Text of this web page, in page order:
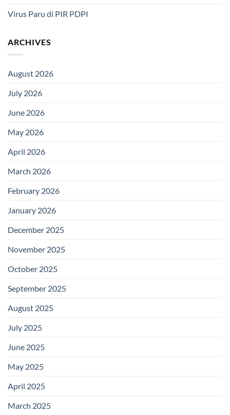
Virus Paru di PIR PDPI
ARCHIVES
August 2026
July 2026
June 2026
May 2026
April 2026
March 2026
February 2026
January 2026
December 2025
November 2025
October 2025
September 2025
August 2025
July 2025
June 2025
May 2025
April 2025
March 2025